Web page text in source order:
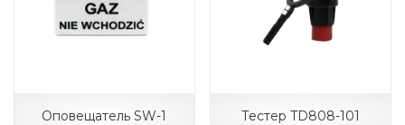
Оповещатель SW-1 Тестер TD808-101